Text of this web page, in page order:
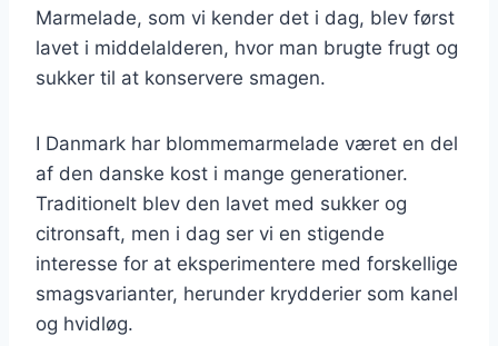
Marmelade, som vi kender det i dag, blev først
lavet i middelalderen, hvor man brugte frugt og
sukker til at konservere smagen.
I Danmark har blommemarmelade været en del
af den danske kost i mange generationer.
Traditionelt blev den lavet med sukker og
citronsaft, men i dag ser vi en stigende
interesse for at eksperimentere med forskellige
smagsvarianter, herunder krydderier som kanel
og hvidløg.